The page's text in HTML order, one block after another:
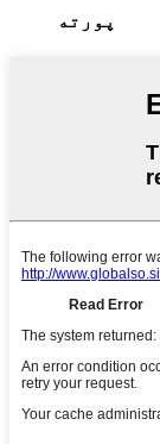
پورته